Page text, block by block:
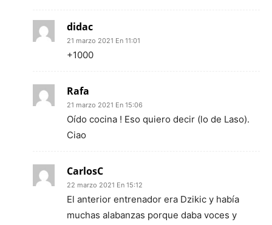
didac
21 marzo 2021 En 11:01
+1000
Rafa
21 marzo 2021 En 15:06
Oído cocina ! Eso quiero decir (lo de Laso).
Ciao
CarlosC
22 marzo 2021 En 15:12
El anterior entrenador era Dzikic y había
muchas alabanzas porque daba voces y